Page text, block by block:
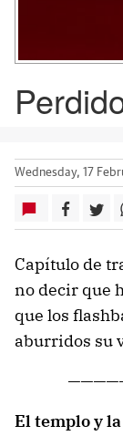
Wednesday, 17
Capítulo de
no decir que
que los
aburridos su
El templo y